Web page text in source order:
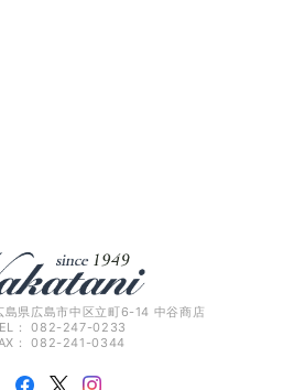
県広島市中区立町6-14 中谷商店
： 082-247-0233
： 082-241-0344